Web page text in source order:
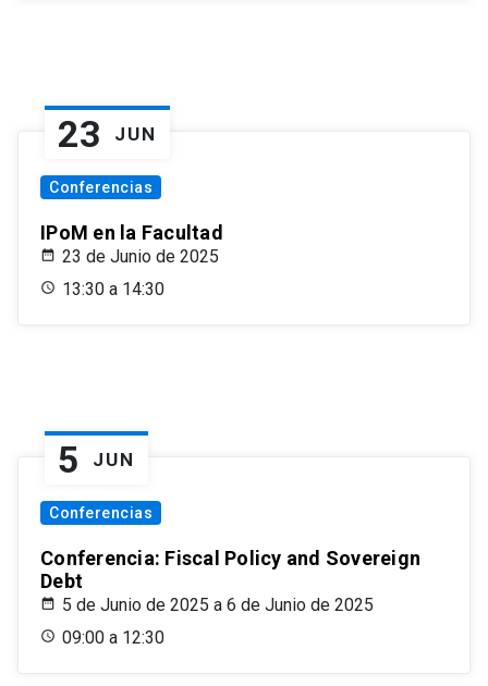
23 JUN
Conferencias
IPoM en la Facultad
23 de Junio de 2025
13:30 a 14:30
5 JUN
Conferencias
Conferencia: Fiscal Policy and Sovereign
Debt
5 de Junio de 2025 a 6 de Junio de 2025
09:00 a 12:30